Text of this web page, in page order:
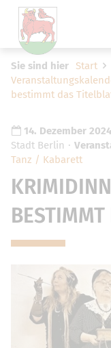
Sie sind hier Start
bestimmt das
14. Dezember 2024
Stadt Berlin
Tanz / Kabarett
vornehmen
für